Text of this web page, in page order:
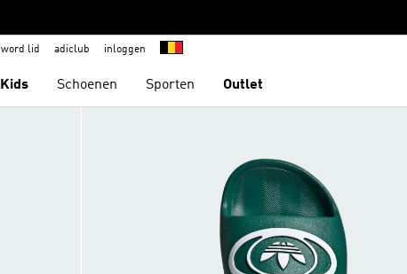
word lid adiclub inloggen
Kids Schoenen Sporten Outlet